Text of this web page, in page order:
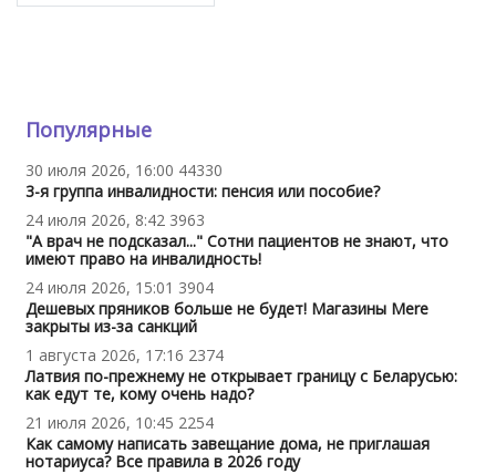
Популярные
30 июля 2026, 16:00 44330
3-я группа инвалидности: пенсия или пособие?
24 июля 2026, 8:42 3963
"А врач не подсказал..." Сотни пациентов не знают, что
имеют право на инвалидность!
24 июля 2026, 15:01 3904
Дешевых пряников больше не будет! Магазины Mere
закрыты из-за санкций
1 августа 2026, 17:16 2374
Латвия по-прежнему не открывает границу с Беларусью:
как едут те, кому очень надо?
21 июля 2026, 10:45 2254
Как самому написать завещание дома, не приглашая
нотариуса? Все правила в 2026 году